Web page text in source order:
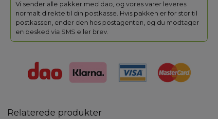
Vi sender alle pakker med dao, og vores varer leveres
normalt direkte til din postkasse. Hvis pakken er for stor til
postkassen, ender den hos postagenten, og du modtager
en besked via SMS eller brev.
Relaterede produkter